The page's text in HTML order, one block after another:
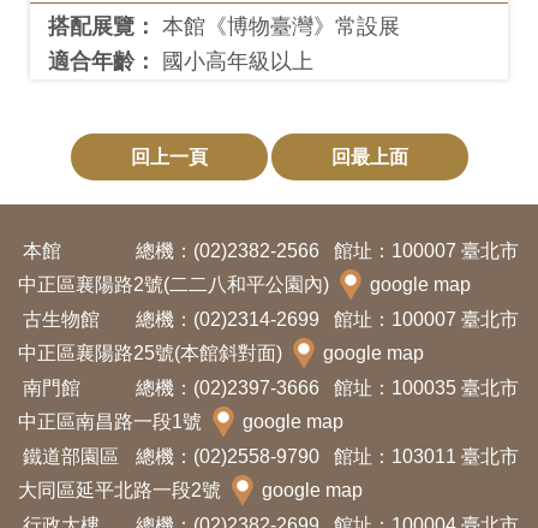
搭配展覽： 本館《博物臺灣》常設展
適合年齡：
國小高年級以上
回上一頁 回最上面
本館 總機：(02)2382-2566
館址：100007 臺北市
中正區襄陽路2號(二二八和平公園內)
google map
古生物館
總機：(02)2314-2699
館址：100007 臺北市
中正區襄陽路25號(本館斜對面)
google map
南門館
總機：(02)2397-3666
館址：100035 臺北市
中正區南昌路一段1號
google map
鐵道部園區
總機：(02)2558-9790
館址：103011 臺北市
大同區延平北路一段2號
google map